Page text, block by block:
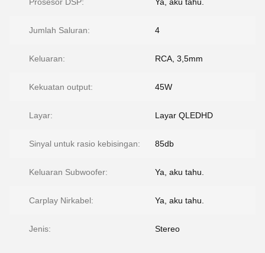
Jumlah Saluran: 4
Keluaran: RCA, 3,5mm
Kekuatan output: 45W
Layar: Layar QLEDHD
Sinyal untuk rasio kebisingan: 85db
Keluaran Subwoofer: Ya, aku tahu.
Carplay Nirkabel: Ya, aku tahu.
Jenis: Stereo